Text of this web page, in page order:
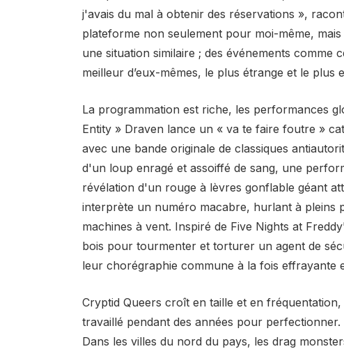
j'avais du mal à obtenir des réservations »,
plateforme non seulement pour moi-même,
une situation similaire ; des événements
meilleur d’eux-mêmes, le plus étrange et le plus
La programmation est riche, les performances
Entity » Draven lance un « va te faire foutre »
avec une bande originale de classiques
d'un loup enragé et assoiffé de sang, une
révélation d'un rouge à lèvres gonflable géant
interprète un numéro macabre, hurlant à pleins
machines à vent. Inspiré de Five Nights at
bois pour tourmenter et torturer un agent de
leur chorégraphie commune à la fois effrayante
Cryptid Queers croît en taille et en
travaillé pendant des années pour perfectionner.
Dans les villes du nord du pays, les drag